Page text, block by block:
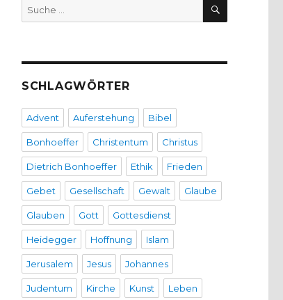
Suche
nach:
SCHLAGWÖRTER
Advent Auferstehung Bibel
Bonhoeffer Christentum Christus
Dietrich Bonhoeffer Ethik Frieden
Gebet Gesellschaft Gewalt Glaube
Glauben Gott Gottesdienst
Heidegger Hoffnung Islam
Jerusalem Jesus Johannes
Judentum Kirche Kunst Leben